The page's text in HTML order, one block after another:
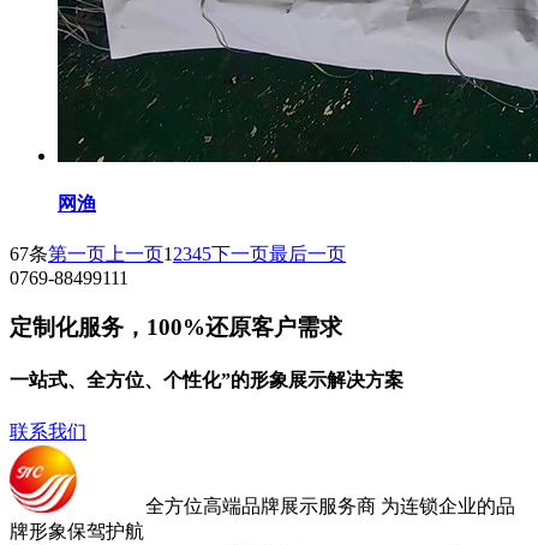
网渔
67条第一页上一页 12345 下一页最后一页
0769-88499111
定制化服务，100%还原客户需求
一站式、全方位、个性化”的形象展示解决方案
联系我们
全方位高端品牌展示服务商 为连锁企业的品
牌形象保驾护航